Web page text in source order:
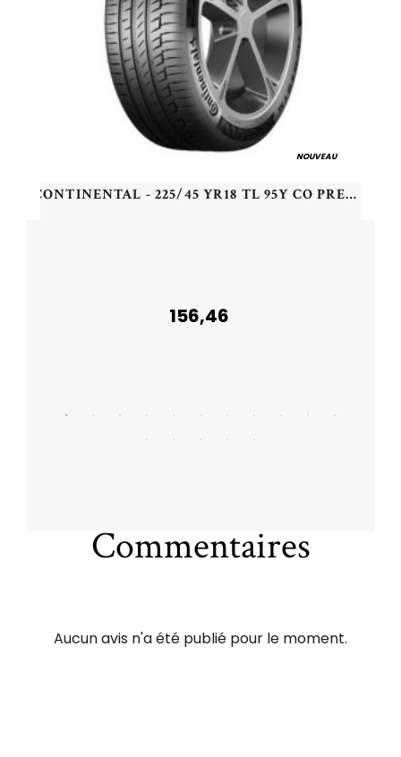
NOUVEAU
CONTINENTAL - 225/45 YR18 TL 95Y CO PREMIUM CONT 6 MO XL - 2254518 - CAB
156,46
Commentaires
Aucun avis n'a été publié pour le moment.